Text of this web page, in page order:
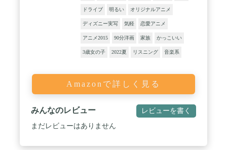
ドライブ 明るい オリジナルアニメ
ディズニー実写 気軽 恋愛アニメ
アニメ2015 90分洋画 家族 かっこいい
3歳女の子 2022夏 リスニング 音楽系
Amazonで詳しく見る
みんなのレビュー レビューを書く
まだレビューはありません